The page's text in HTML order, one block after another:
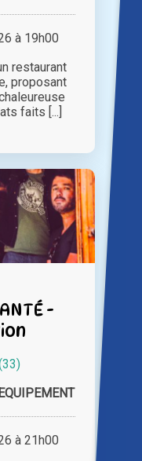
à 19h00
restaurant
proposant
faits [...]
-
à 21h00